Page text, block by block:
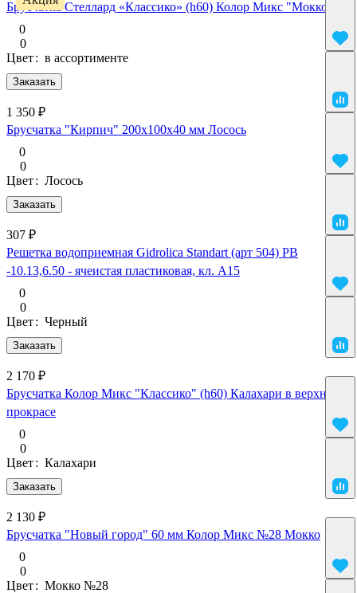
Брусчатка Стеллард «Классико» (h60) Колор Микс "Мокко"
0
0
Заказать
Цвет: в ассортименте
1 350 ₽
Брусчатка "Кирпич" 200х100х40 мм Лосось
0
0
Заказать
Цвет: Лосось
307 ₽
Решетка водоприемная Gidrolica Standart (арт 504) РВ
-10.13,6.50 - ячеистая пластиковая, кл. А15
0
0
Заказать
Цвет: Черный
2 170 ₽
Брусчатка Колор Микс "Классико" (h60) Калахари в верхнем
прокрасе
0
0
Заказать
Цвет: Калахари
2 130 ₽
Брусчатка "Новый город" 60 мм Колор Микс №28 Мокко
0
0
Цвет: Мокко №28